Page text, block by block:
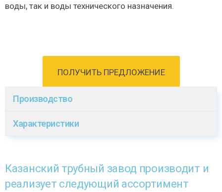
воды, так и воды технического назначения.
ПОЛУЧИТЬ ПРЕДЛОЖЕНИЕ
Производство
Характеристики
Казанский трубный завод производит и
реализует следующий ассортимент